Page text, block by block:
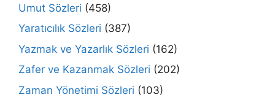
Umut Sözleri (458)
Yaratıcılık Sözleri (387)
Yazmak ve Yazarlık Sözleri (162)
Zafer ve Kazanmak Sözleri (202)
Zaman Yönetimi Sözleri (103)